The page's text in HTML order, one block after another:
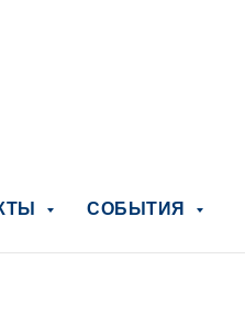
СОБЫТИЯ